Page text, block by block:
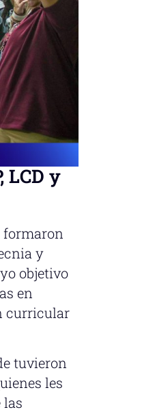
LCD y
formaron
y
objetivo
en
curricular
tuvieron
les
las